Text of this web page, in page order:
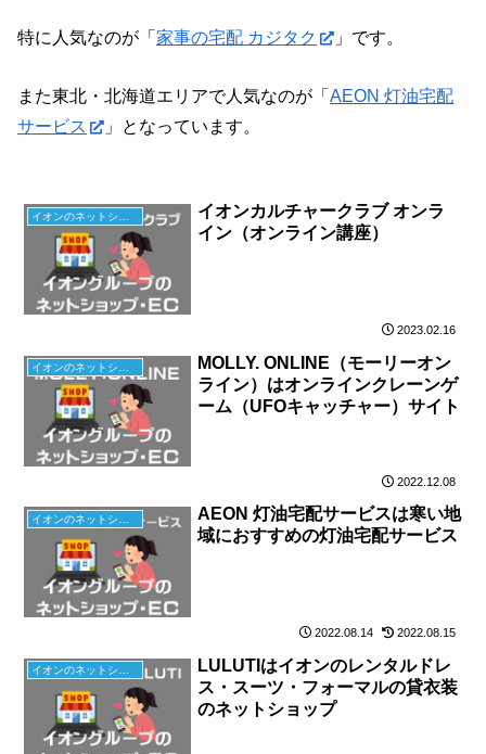
特に人気なのが「 家事の宅配 カジタク 」です。
また東北・北海道エリアで人気なのが「 AEON 灯油宅配
サービス
」となっています。
イオンカルチャークラブ オンラ
イン（オンライン講座）
2023.02.16
MOLLY. ONLINE（モーリーオン
ライン）はオンラインクレーンゲ
ーム（UFOキャッチャー）サイト
2022.12.08
AEON 灯油宅配サービスは寒い地
域におすすめの灯油宅配サービス
2022.08.14 2022.08.15
イオンのネットショップ
LULUTIはイオンのレンタルドレ
ス・スーツ・フォーマルの貸衣装
のネットショップ